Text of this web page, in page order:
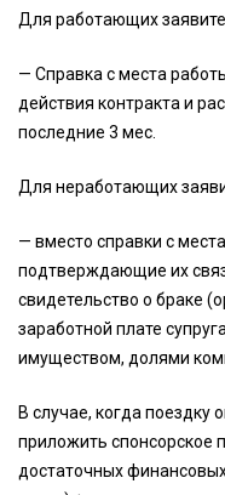
Для работающих
— Справка с места
действия контракта и
последние 3 мес.
Для неработающих
— вместо справки с
подтверждающие их
свидетельство о браке
заработной плате
имуществом, долями
В случае, когда поездку
приложить спонсорское
достаточных